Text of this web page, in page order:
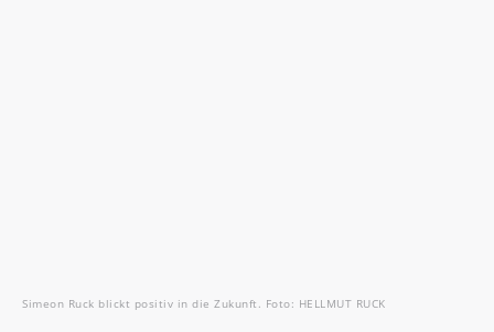
Simeon Ruck blickt positiv in die Zukunft. Foto: HELLMUT RUCK